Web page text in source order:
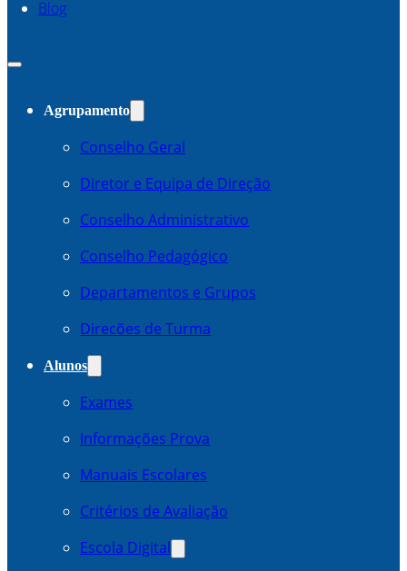
Blog
Agrupamento
Conselho Geral
Diretor e Equipa de Direção
Conselho Administrativo
Conselho Pedagógico
Departamentos e Grupos
Direcões de Turma
Alunos
Exames
Informações Prova
Manuais Escolares
Critérios de Avaliação
Escola Digital